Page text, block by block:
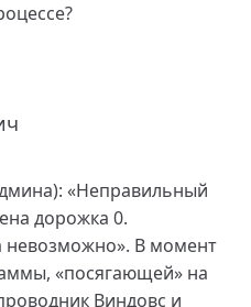
«Неправильный
дорожка 0.
невозможно». В момент
«посягающей» на
Виндовс и